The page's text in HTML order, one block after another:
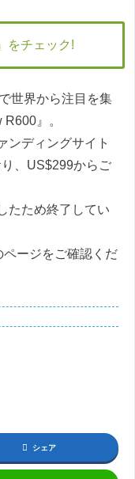
をチェック!
世界から注目を集
』。
ンディングサイト
、US$299からご
たため終了してい
ページをご確認くだ
シェア